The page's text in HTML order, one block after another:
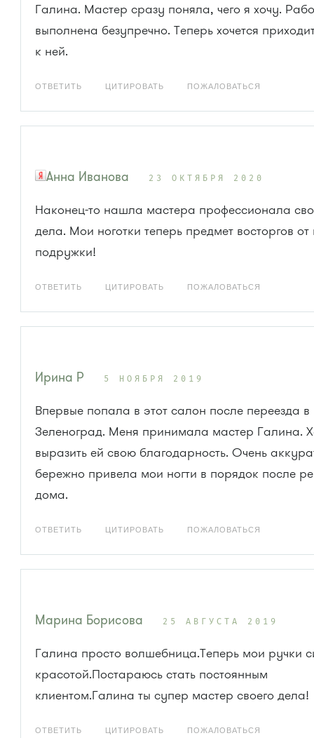
Галина. Мастер сразу поняла, чего я хочу.
выполнена безупречно. Теперь хочется
к ней.
ОТВЕТИТЬ ЦИТИРОВАТЬ ПОЖАЛОВАТЬСЯ
Анна Иванова 23 ОКТЯБРЯ 2020
Наконец-то нашла мастера профессионала
дела. Мои ноготки теперь предмет восторгов
подружки!
ОТВЕТИТЬ ЦИТИРОВАТЬ ПОЖАЛОВАТЬСЯ
Ирина Р 5 НОЯБРЯ 2019
Впервые попала в этот салон после переезда в
Зеленоград. Меня принимала мастер Галина.
выразить ей свою благодарность. Очень
бережно привела мои ногти в порядок после
дома.
ОТВЕТИТЬ ЦИТИРОВАТЬ ПОЖАЛОВАТЬСЯ
Марина Борисова 25 АВГУСТА 2019
Галина просто волшебница.Теперь мои ручки
красотой.Постараюсь стать постоянным
клиентом.Галина ты супер мастер своего дела!
ОТВЕТИТЬ ЦИТИРОВАТЬ ПОЖАЛОВАТЬСЯ